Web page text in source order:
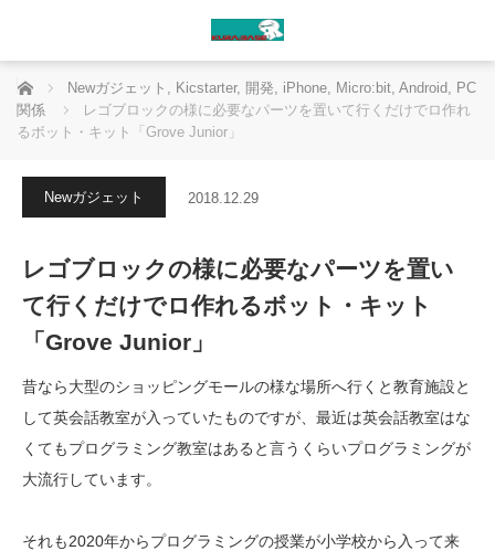
ホーム Newガジェット , Kicstarter, 開発, iPhone, Micro:bit, Android, PC
関係
レゴブロックの様に必要なパーツを置いて行くだけでロ作れ
るボット・キット「Grove Junior」
Newガジェット 2018.12.29
レゴブロックの様に必要なパーツを置い
て行くだけでロ作れるボット・キット
「Grove Junior」
昔なら大型のショッピングモールの様な場所へ行くと教育施設と
して英会話教室が入っていたものですが、最近は英会話教室はな
くてもプログラミング教室はあると言うくらいプログラミングが
大流行しています。
それも2020年からプログラミングの授業が小学校から入って来